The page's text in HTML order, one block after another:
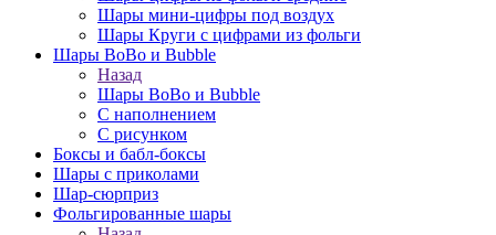
Шары мини-цифры под воздух
Шары Круги с цифрами из фольги
Шары BoBo и Bubble
Назад
Шары BoBo и Bubble
С наполнением
С рисунком
Боксы и бабл-боксы
Шары с приколами
Шар-сюрприз
Фольгированные шары